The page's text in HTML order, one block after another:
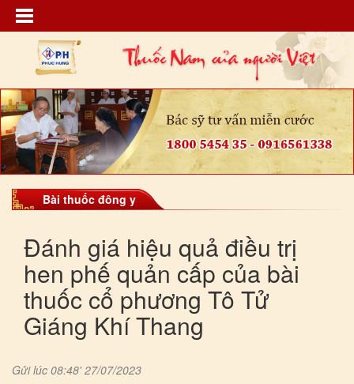
Bài thuốc đông y
Đánh giá hiệu quả điều trị
hen phế quản cấp của bài
thuốc cổ phương Tô Tử
Giáng Khí Thang
Gửi lúc 08:48' 27/07/2023